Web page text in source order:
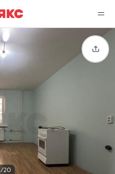
Услуги
1/20